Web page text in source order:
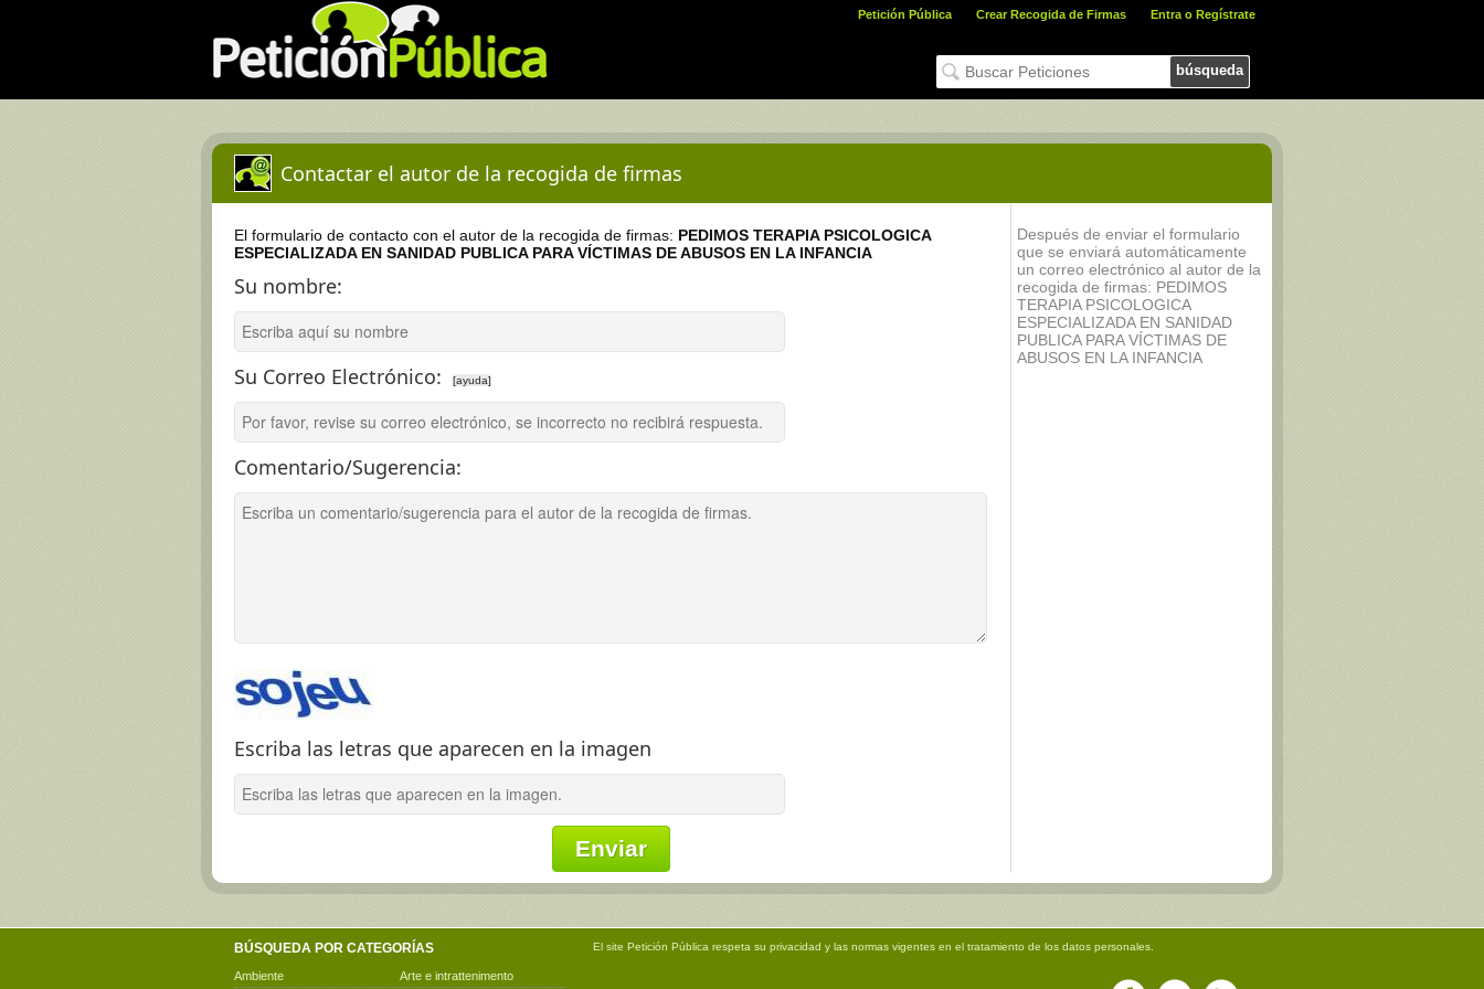
Petición Pública Crear Recogida de Firmas Entra o Regístrate
búsqueda
Contactar el autor de la recogida de firmas
El formulario de contacto con el autor de la recogida de firmas: PEDIMOS TERAPIA PSICOLOGICA
ESPECIALIZADA EN SANIDAD PUBLICA PARA VÍCTIMAS DE ABUSOS EN LA INFANCIA
Su nombre:
Su Correo Electrónico: [ayuda]
Comentario/Sugerencia:
Escriba las letras que aparecen en la imagen
Después de enviar el formulario
que se enviará automáticamente
un correo electrónico al autor de la
recogida de firmas: PEDIMOS
TERAPIA PSICOLOGICA
ESPECIALIZADA EN SANIDAD
PUBLICA PARA VÍCTIMAS DE
ABUSOS EN LA INFANCIA
BÚSQUEDA POR CATEGORÍAS
Ambiente Arte e intrattenimento
El site Petición Pública respeta su privacidad y las normas vigentes en el tratamiento de los datos personales.